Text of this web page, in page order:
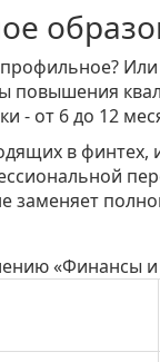
- от 6 до 12
в финтех,
заменяет
«Финансы и